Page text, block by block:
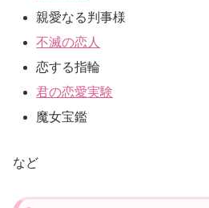
親愛なる判事様
不滅の恋人
恋する指輪
君の恋愛実験
魔女宝鑑
など